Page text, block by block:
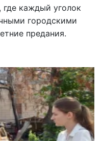
каждый уголок
городскими
предания.